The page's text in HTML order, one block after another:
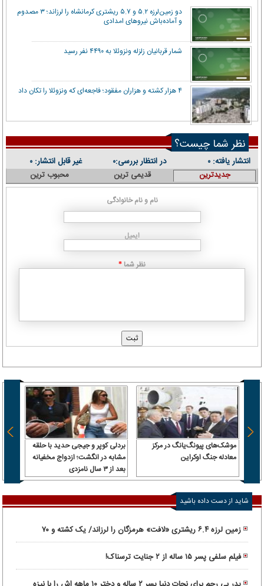
دو زمین‌لرزه ۵.۲ و ۵.۷ ریشتری کرمانشاه را لرزاند؛ ۳ مصدوم
و آماده‌باش نیروهای امدادی
شمار قربانیان زلزله ونزوئلا به ۴۴۹۰ نفر رسید
۴ هزار کشته و هزاران مفقود؛ فاجعه‌ای که ونزوئلا را تکان داد
نظر شما چیست؟
انتشار یافته: ۰ در انتظار بررسی:۰ غیر قابل انتشار: ۰
جدیدترین قدیمی ترین محبوب ترین
نام و نام خانوادگی
ایمیل
نظر شما *
موشک‌های پیونگ‌یانگ در مرکز
معادله جنگ اوکراین
بردلی کوپر و جیجی حدید با حلقه‌
مشابه در انگشت؛ ازدواج مخفیانه
بعد از ۳ سال نامزدی
شاید از دست داده باشید
زمین لرزه ۶.۴ ریشتری «لافت» هرمزگان را لرزاند/ یک کشته و ۷۰
مصدوم
فیلم سلفی پسر ۱۵ ساله از ۲ جنایت ترسناک!